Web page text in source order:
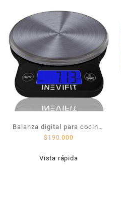
Balanza digital para cocina:
IKS001
$ 190.000
Vista rápida